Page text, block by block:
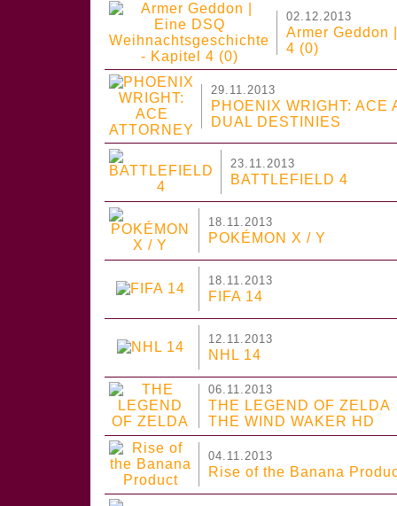
02.12.2013
Armer Geddon
4 (0)
29.11.2013
PHOENIX WRIGHT: ACE
DUAL DESTINIES
23.11.2013
BATTLEFIELD 4
18.11.2013
POKÉMON X / Y
18.11.2013
FIFA 14
12.11.2013
NHL 14
06.11.2013
THE LEGEND OF ZELDA
THE WIND WAKER HD
04.11.2013
Rise of the Banana